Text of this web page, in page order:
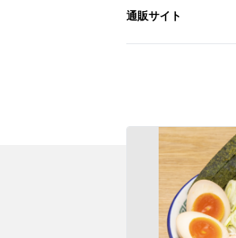
通販サイト